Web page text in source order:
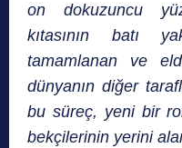
on dokuzuncu
kıtasının batı
tamamlanan ve
dünyanın diğer
bu süreç, yeni bir
bekçilerinin yerini